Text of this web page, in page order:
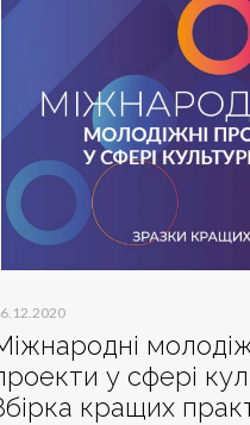
у сфері
кращих